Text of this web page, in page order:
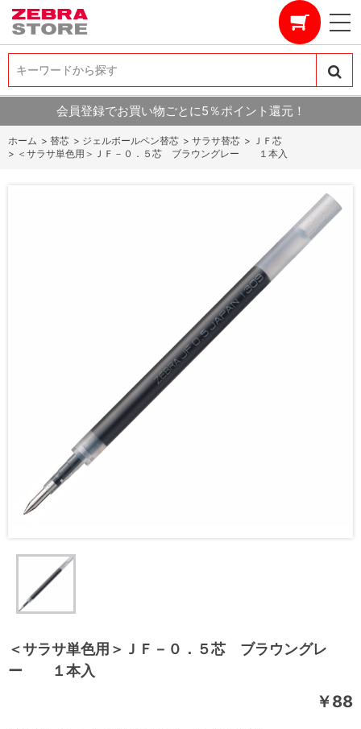
キーワードから探す
キーワードから探す
会員登録でお買い物ごとに5％ポイント還元！
ホーム > 替芯 > ジェルボールペン替芯 > サラサ替芯 > ＪＦ芯
> ＜サラサ単色用＞ＪＦ－０．５芯 ブラウングレー １本入
＜サラサ単色用＞ＪＦ－０．５芯 ブラウングレ
ー １本入
￥88